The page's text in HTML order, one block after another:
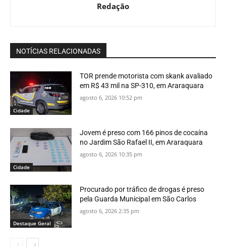
Redação
NOTÍCIAS RELACIONADAS
Cidade
TOR prende motorista com skank avaliado
em R$ 43 mil na SP-310, em Araraquara
agosto 6, 2026 10:52 pm
Cidade
Jovem é preso com 166 pinos de cocaína
no Jardim São Rafael II, em Araraquara
agosto 6, 2026 10:35 pm
Destaque Geral
Procurado por tráfico de drogas é preso
pela Guarda Municipal em São Carlos
agosto 6, 2026 2:35 pm